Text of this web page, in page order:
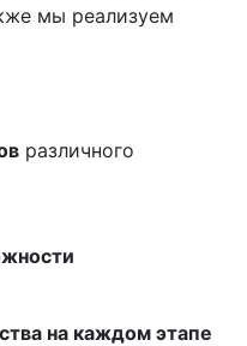
мы реализуем
различного
на каждом этапе